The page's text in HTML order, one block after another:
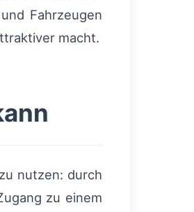
Fahrzeugen
macht.
nutzen: durch
zu einem